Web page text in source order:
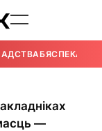
БЯСПЕКА
—